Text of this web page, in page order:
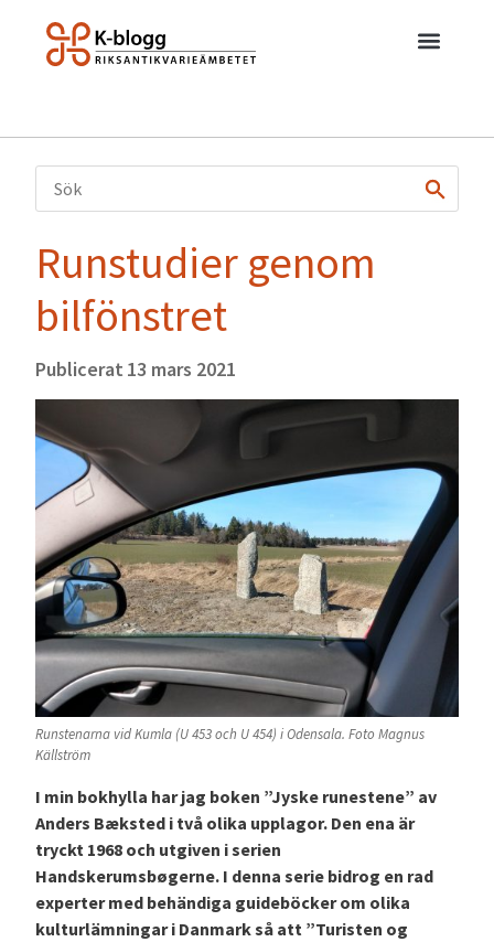
Runstudier genom
bilfönstret
Publicerat 13 mars 2021
Runstenarna vid Kumla (U 453 och U 454) i Odensala. Foto Magnus
Källström
I min bokhylla har jag boken ”Jyske runestene” av
Anders Bæksted i två olika upplagor. Den ena är
tryckt 1968 och utgiven i serien
Handskerumsbøgerne. I denna serie bidrog en rad
experter med behändiga guideböcker om olika
kulturlämningar i Danmark så att ”Turisten og